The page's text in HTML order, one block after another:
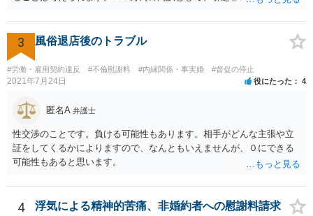
によっても追加での請求については変わってくるかと思われます。 ま
た、請求する金額によっては、相手方の判断として、それで全て終わ
るのであれば払っておしまいにする、という考え方もあり得ます。
3 風俗退店後のトラブル
#労働・雇用契約違反 #不倫慰謝料 #内縁関係・事実婚 #督促の停止
2021年7月24日 役にたった 4
匿名A 弁護士
性交渉のことです。負ける可能性もあります。相手がどんな主張や立
証をしてくるかによりますので、なんともいえませんが、０にできる
可能性もあると思います。
4
浮気による精神的苦痛、非婚約者への慰謝料請求